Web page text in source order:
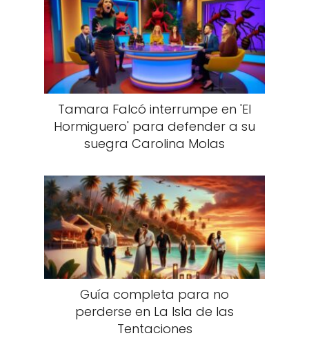
Tamara Falcó interrumpe en 'El
Hormiguero' para defender a su
suegra Carolina Molas
Guía completa para no
perderse en La Isla de las
Tentaciones